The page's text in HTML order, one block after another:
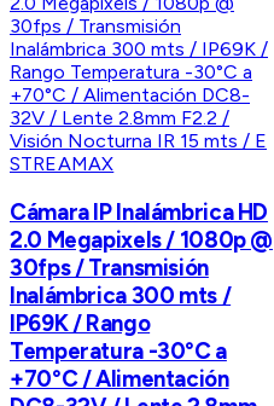
STREAMAX
Cámara IP Inalámbrica HD
2.0 Megapixels / 1080p @
30fps / Transmisión
Inalámbrica 300 mts /
IP69K / Rango
Temperatura -30°C a
+70°C / Alimentación